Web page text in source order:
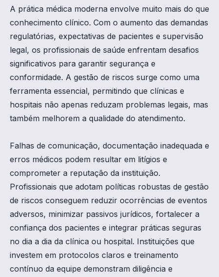
A prática médica moderna envolve muito mais do que
conhecimento clínico. Com o aumento das demandas
regulatórias, expectativas de pacientes e supervisão
legal, os profissionais de saúde enfrentam desafios
significativos para garantir segurança e
conformidade. A gestão de riscos surge como uma
ferramenta essencial, permitindo que clínicas e
hospitais não apenas reduzam problemas legais, mas
também melhorem a qualidade do atendimento.
Falhas de comunicação, documentação inadequada e
erros médicos podem resultar em litígios e
comprometer a reputação da instituição.
Profissionais que adotam políticas robustas de gestão
de riscos conseguem reduzir ocorrências de eventos
adversos, minimizar passivos jurídicos, fortalecer a
confiança dos pacientes e integrar práticas seguras
no dia a dia da clínica ou hospital. Instituições que
investem em protocolos claros e treinamento
contínuo da equipe demonstram diligência e